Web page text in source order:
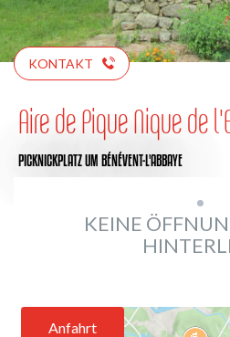
KONTAKT
Aire de Pique Nique de
PICKNICKPLATZUM BÉNÉVENT-L'ABBAYE
KEINE
Anfahrt